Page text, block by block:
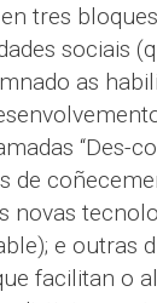
tres
sociais
as
“Des-
de
novas
e outras
facilitan o